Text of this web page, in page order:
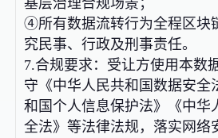
④所有数据流转行为全程区块
究民事、行政及刑事责任。
7.合规要求：受让方使用本数
守《中华人民共和国数据安全
和国个人信息保护法》《中华
全法》等法律法规，落实网络